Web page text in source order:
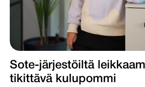
Sote-järjestöiltä
tikittävä kulupommi